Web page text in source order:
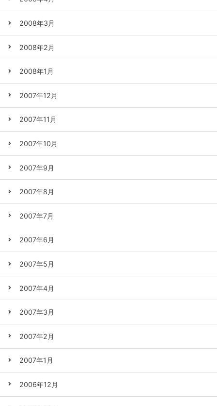
2008年3月
2008年2月
2008年1月
2007年12月
2007年11月
2007年10月
2007年9月
2007年8月
2007年7月
2007年6月
2007年5月
2007年4月
2007年3月
2007年2月
2007年1月
2006年12月